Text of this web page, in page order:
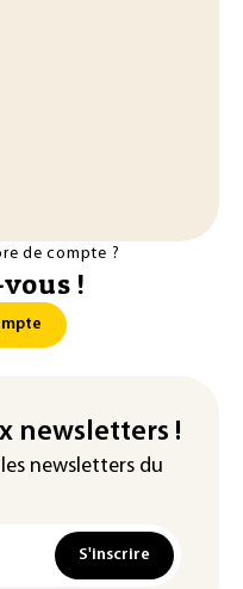
de compte ?
!
newsletters !
newsletters du
S'inscrire